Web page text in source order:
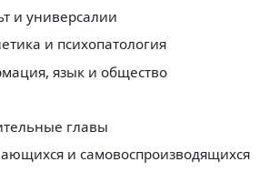
и универсалии
и психопатология
язык и общество
главы
и самовоспроизводящихся